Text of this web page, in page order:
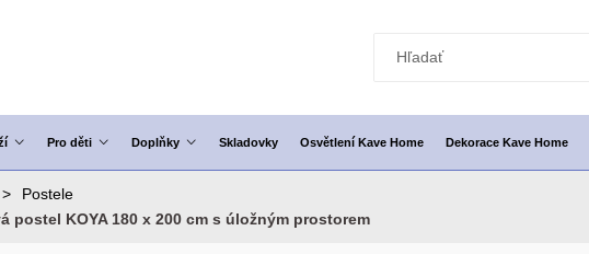
Pro děti Doplňky Skladovky Osvětlení Kave Home Dekorace Kave Home
Postele
postel KOYA 180 x 200 cm s úložným prostorem